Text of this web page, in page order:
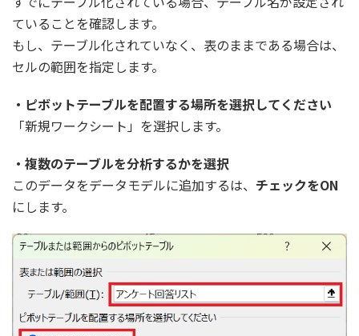
ていることを確認します。
もし、テーブル化されていなく、表のままである場合は、
セルの範囲を指定します。
・ピボットテーブルを配置する場所を選択してください
「新規ワークシート」を選択します。
・複数のテーブルを分析するかを選択
このデータをデータモデルに追加するは、 チェックをON
にします。